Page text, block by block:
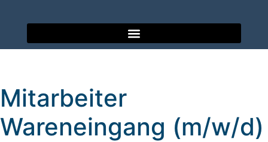
Mitarbeiter
Wareneingang (m/w/d)